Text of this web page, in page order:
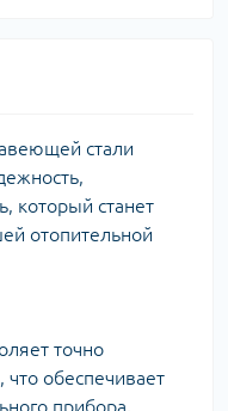
стали
который станет
отопительной
точно
что обеспечивает
прибора,